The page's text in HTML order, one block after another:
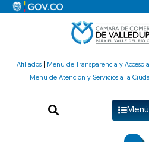
Afiliados| Menú de Transparencia y Acceso
Menú de Atención y Servicios a la
Menú